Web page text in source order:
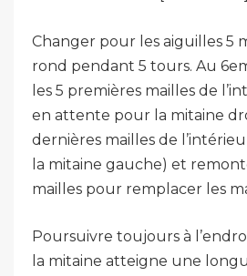
Changer pour les aiguilles 5
rond pendant 5 tours. Au
les 5 premières mailles de
en attente pour la mitaine
dernières mailles de
la mitaine gauche) et
mailles pour remplacer les
Poursuivre toujours à
la mitaine atteigne une